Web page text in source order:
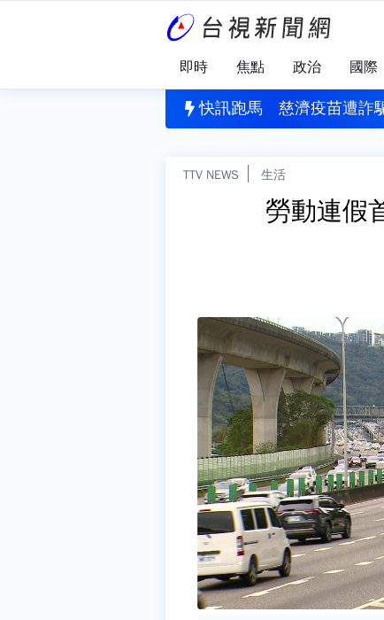
即時 焦點 政治 國際
快訊跑馬
！台中暗夜閃電+驟雨 馬路變水路 慈濟疫苗遭詐
TTV NEWS 生活
勞動連假